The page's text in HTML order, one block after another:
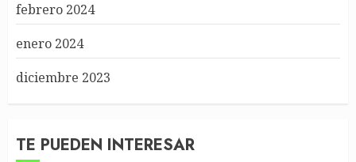
febrero 2024
enero 2024
diciembre 2023
TE PUEDEN INTERESAR